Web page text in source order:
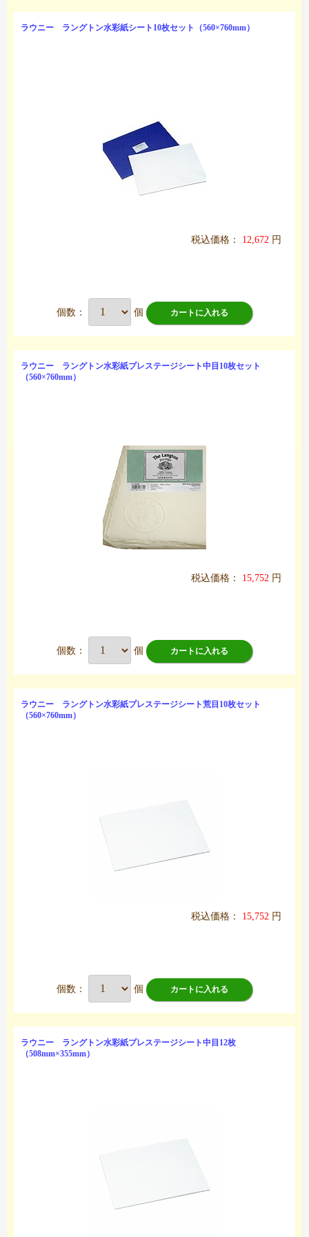
ラウニー ラングトン水彩紙シート10枚セット（560×760mm）
税込価格： 12,672 円
個数： 個 カートに入れる
ラウニー ラングトン水彩紙プレステージシート中目10枚セット
（560×760mm）
税込価格： 15,752 円
個数： 個 カートに入れる
ラウニー ラングトン水彩紙プレステージシート荒目10枚セット
（560×760mm）
税込価格： 15,752 円
個数： 個 カートに入れる
ラウニー ラングトン水彩紙プレステージシート中目12枚
（508mm×355mm）